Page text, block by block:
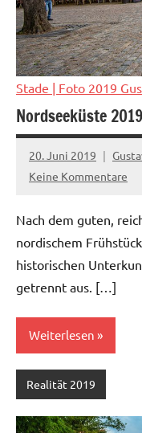
Stade | Foto 2019
Nordseeküste
20. Juni 2019
Keine Kommentare
Nach dem guten,
nordischem
historischen
getrennt aus. […]
Weiterlesen
Realität 2019